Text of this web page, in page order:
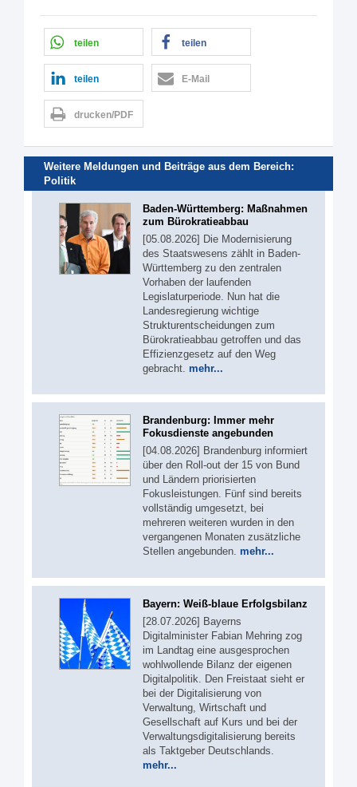
teilen teilen
teilen E-Mail
drucken/PDF
Weitere Meldungen und Beiträge aus dem Bereich:
Politik
Baden-Württemberg: Maßnahmen
zum Bürokratieabbau
[05.08.2026] Die Modernisierung
des Staatswesens zählt in Baden-
Württemberg zu den zentralen
Vorhaben der laufenden
Legislaturperiode. Nun hat die
Landesregierung wichtige
Strukturentscheidungen zum
Bürokratieabbau getroffen und das
Effizienzgesetz auf den Weg
gebracht. mehr...
Brandenburg: Immer mehr
Fokusdienste angebunden
[04.08.2026] Brandenburg informiert
über den Roll-out der 15 von Bund
und Ländern priorisierten
Fokusleistungen. Fünf sind bereits
vollständig umgesetzt, bei
mehreren weiteren wurden in den
vergangenen Monaten zusätzliche
Stellen angebunden. mehr...
Bayern: Weiß-blaue Erfolgsbilanz
[28.07.2026] Bayerns
Digitalminister Fabian Mehring zog
im Landtag eine ausgesprochen
wohlwollende Bilanz der eigenen
Digitalpolitik. Den Freistaat sieht er
bei der Digitalisierung von
Verwaltung, Wirtschaft und
Gesellschaft auf Kurs und bei der
Verwaltungsdigitalisierung bereits
als Taktgeber Deutschlands.
mehr...